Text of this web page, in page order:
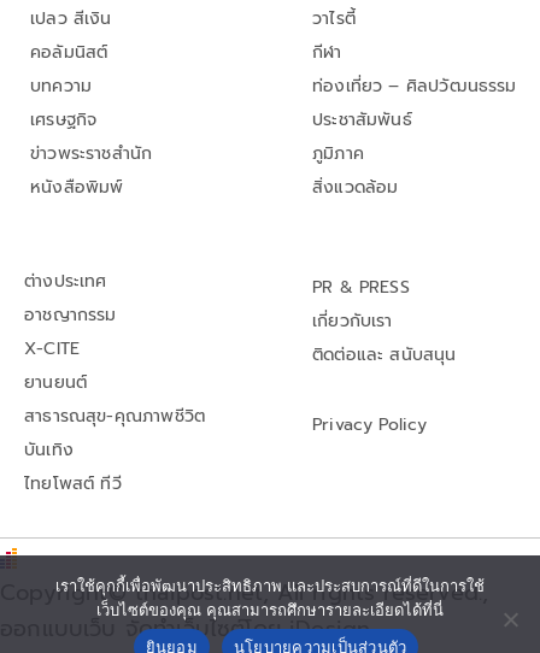
เปลว สีเงิน
คอลัมนิสต์
บทความ
เศรษฐกิจ
ข่าวพระราชสำนัก
หนังสือพิมพ์
วาไรตี้
กีฬา
ท่องเที่ยว – ศิลปวัฒนธรรม
ประชาสัมพันธ์
ภูมิภาค
สิ่งแวดล้อม
ต่างประเทศ
อาชญากรรม
X-CITE
ยานยนต์
สาธารณสุข-คุณภาพชีวิต
บันเทิง
ไทยโพสต์ ทีวี
PR & PRESS
เกี่ยวกับเรา
ติดต่อและ สนับสนุน
Privacy Policy
Copyright© thaipost.net, All rights reserved.,
ออกแบบเว็บ จัดทำเว็บไซต์โดย iDesign
เราใช้คุกกี้เพื่อพัฒนาประสิทธิภาพ และประสบการณ์ที่ดีในการใช้
เว็บไซต์ของคุณ คุณสามารถศึกษารายละเอียดได้ที่นี่
ยินยอม
นโยบายความเป็นส่วนตัว